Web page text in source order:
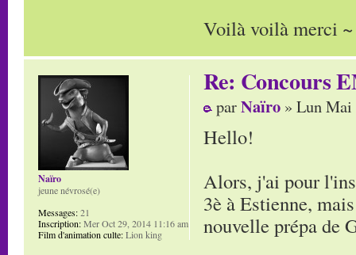
Voilà voilà merci ~
Re: Concours
parNaïro » Lun Mai
Hello!
Alors, j'ai pour
3è à Estienne,
nouvelle prépa de
Naïro
jeune névrosé(e)
Messages:21
Inscription:Mer Oct 29, 2014 11:16 am
Film d'animation culte:Lion king